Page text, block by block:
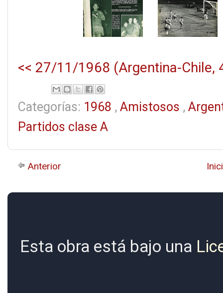
<< 27/11/1968 (Argentina-Chile,
Categorías: 1968 , Amistosos ,
Partidos clase A
Anterior
Esta obra está bajo una